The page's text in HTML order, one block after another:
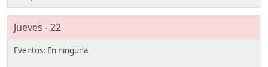
Jueves - 22